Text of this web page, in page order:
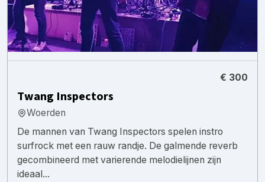
€ 300
Twang Inspectors
Woerden
De mannen van Twang Inspectors spelen instro
surfrock met een rauw randje. De galmende reverb
gecombineerd met varierende melodielijnen zijn
ideaal...